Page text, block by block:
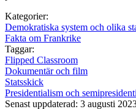
Kategorier:
Demokratiska system och olika
Fakta om Frankrike
Taggar:
Flipped Classroom
Dokumentär och film
Statsskick
Presidentialism och
Senast uppdaterad: 3 augusti